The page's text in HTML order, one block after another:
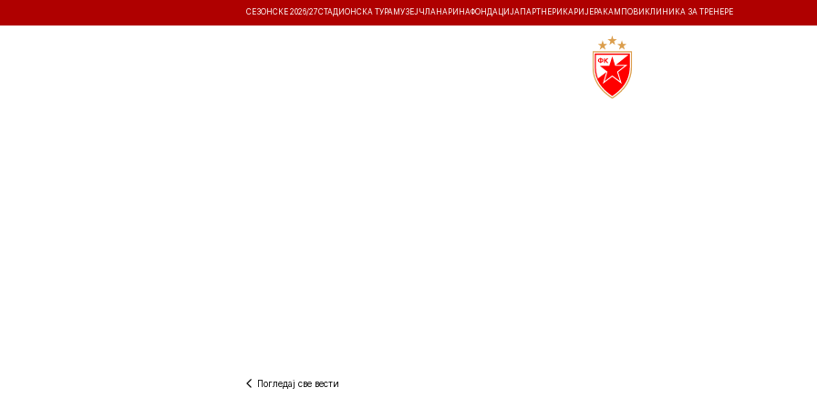
СЕЗОНСКЕ 2026/27СТАДИОНСКА ТУРА МУЗЕЈ ЧЛАНАРИНАФОНДАЦИЈА ПАРТНЕРИ КАРИЈЕРА КАМПОВИ КЛИНИКА ЗА ТРЕНЕРЕ
Погледај све вести